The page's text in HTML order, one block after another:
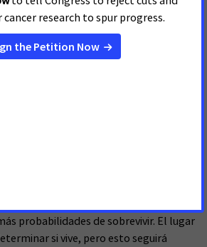
aún tienen que expandir el acceso al
a pesar de encuestas recientes
abrumadora mayoría de los votantes
De las personas atrapadas en la
probabilidades de sobrevivir. El lugar
si vive, pero esto seguirá